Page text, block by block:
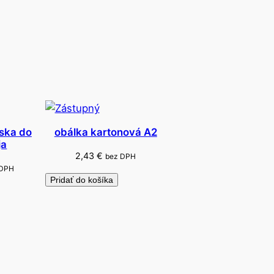
do
obálka kartonová A2
2,43€ bez DPH
Pridať do košíka